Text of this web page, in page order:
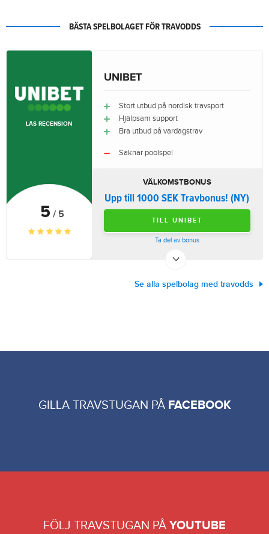
BÄSTA SPELBOLAGET FÖR TRAVODDS
5 / 5
LÄS RECENSION
UNIBET
Stort utbud på nordisk travsport
Hjälpsam support
Bra utbud på vardagstrav
Saknar poolspel
VÄLKOMSTBONUS
Upp till 1000 SEK Travbonus! (NY)
TILL UNIBET
Ta del av bonus
Se alla spelbolag med travodds
GILLA TRAVSTUGAN PÅ FACEBOOK
FÖLJ TRAVSTUGAN PÅ YOUTUBE